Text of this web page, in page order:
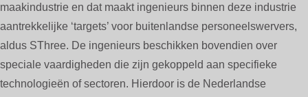
maakindustrie en dat maakt ingenieurs binnen deze industrie
aantrekkelijke ‘targets’ voor buitenlandse personeelswervers,
aldus SThree. De ingenieurs beschikken bovendien over
speciale vaardigheden die zijn gekoppeld aan specifieke
technologieën of sectoren. Hierdoor is de Nederlandse